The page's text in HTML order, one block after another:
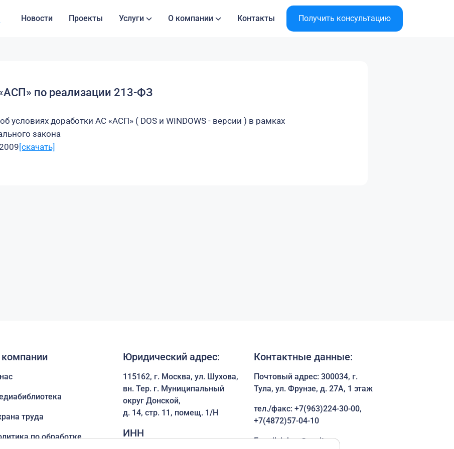
Новости Проекты Услуги О компании Контакты Получить консультацию
по реализации 213-ФЗ
условиях доработки АС «АСП» ( DOS и WINDOWS - версии ) в рамках
закона
[скачать]
труда
по обработке
Юридический адрес:
115162, г. Москва, ул. Шухова,
вн. Тер. г. Муниципальный
округ Донской,
д. 14, стр. 11, помещ. 1/Н
ИНН
Контактные данные:
Почтовый адрес: 300034, г.
Тула, ул. Фрунзе, д. 27А, 1 этаж
тел./факс: +7(963)224-30-00,
+7(4872)57-04-10
E-mail:inbox@socit.ru